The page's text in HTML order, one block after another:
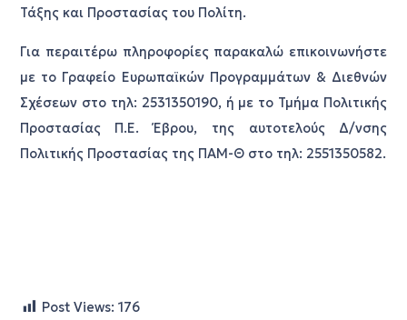
Τάξης και Προστασίας του Πολίτη.
Για περαιτέρω πληροφορίες παρακαλώ επικοινωνήστε
με το Γραφείο Ευρωπαϊκών Προγραμμάτων & Διεθνών
Σχέσεων στο τηλ: 2531350190, ή με το Τμήμα Πολιτικής
Προστασίας Π.Ε. Έβρου, της αυτοτελούς Δ/νσης
Πολιτικής Προστασίας της ΠΑΜ-Θ στο τηλ: 2551350582.
Post Views: 176